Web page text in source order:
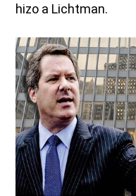
hizo a Lichtman.